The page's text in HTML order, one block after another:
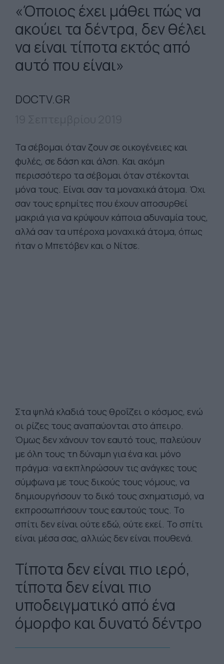
«Όποιος έχει μάθει πώς να
ακούει τα δέντρα, δεν θέλει
να είναι τίποτα εκτός από
αυτό που είναι»
DOCTV.GR
Τα σέβομαι όταν ζουν σε οικογένειες και
φυλές, σε δάση και άλση. Και ακόμη
περισσότερο τα σέβομαι όταν στέκονται
μόνα τους. Είναι σαν τα μοναχικά άτομα. Όχι
σαν τους ερημίτες που έχουν αποσυρθεί
μακριά για να κρύψουν κάποια αδυναμία τους,
αλλά σαν τα υπέροχα μοναχικά άτομα, όπως
ήταν ο Μπετόβεν και ο Νίτσε.
Στα ψηλά κλαδιά τους θροΐζει ο κόσμος, ενώ
οι ρίζες τους αναπαύονται στο άπειρο.
Όμως δεν χάνουν τον εαυτό τους, παλεύουν
με όλη τους τη δύναμη για ένα και μόνο
πράγμα: να εκπληρώσουν τις ανάγκες τους
σύμφωνα με τους δικούς τους νόμους, να
δημιουργήσουν το δικό τους σχηματισμό, να
εκπροσωπήσουν τους εαυτούς τους. Το
σπίτι δεν είναι ούτε εδώ, ούτε εκεί. Το σπίτι
είναι μέσα σας, αλλιώς δεν είναι πουθενά.
Τίποτα δεν είναι πιο ιερό,
τίποτα δεν είναι πιο
υποδειγματικό από ένα
όμορφο και δυνατό δέντρο